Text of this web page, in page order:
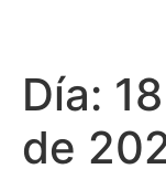
Día:
de